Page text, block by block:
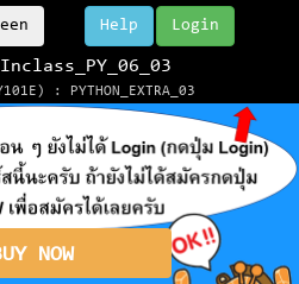
Login
Help
Inclass_PY_06_03
: PYTHON_EXTRA_03
NOW